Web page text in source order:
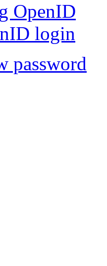
OpenID
login
password